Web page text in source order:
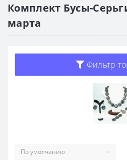
Комплект Бусы-
марта
Фильтр